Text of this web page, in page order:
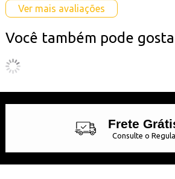
Ver mais avaliações
Você também pode
Frete
Consulte o